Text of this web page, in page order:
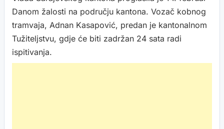
Danom žalosti na području kantona. Vozač kobnog
tramvaja, Adnan Kasapović, predan je kantonalnom
Tužiteljstvu, gdje će biti zadržan 24 sata radi
ispitivanja.